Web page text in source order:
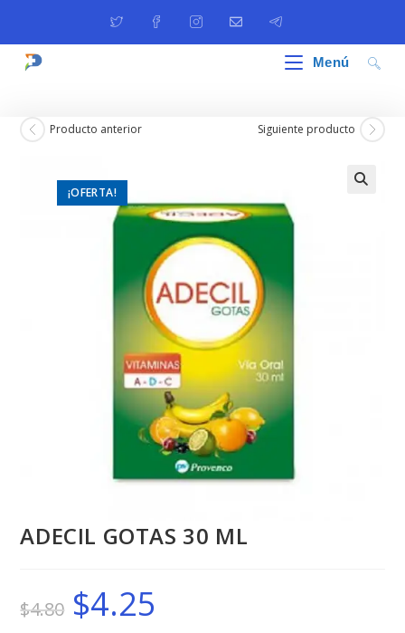
Menú
¡OFERTA!
Producto anterior Siguiente producto
ADECIL GOTAS 30 ML
$4.80
El
precio
original
$4.25